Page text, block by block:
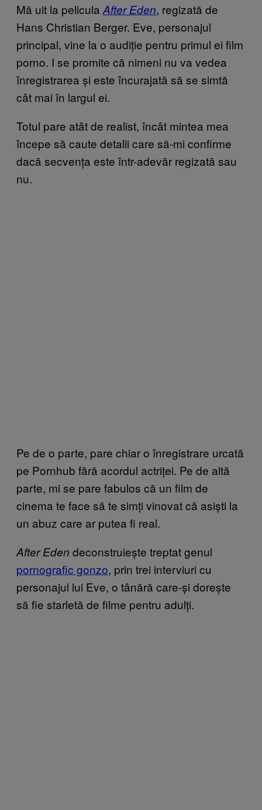
Mă uit la pelicula After Eden, regizată de
Hans Christian Berger. Eve, personajul
principal, vine la o audiție pentru primul ei film
porno. I se promite că nimeni nu va vedea
înregistrarea și este încurajată să se simtă
cât mai în largul ei.
Totul pare atât de realist, încât mintea mea
începe să caute detalii care să-mi confirme
dacă secvența este într-adevăr regizată sau
nu.
Pe de o parte, pare chiar o înregistrare urcată
pe Pornhub fără acordul actriței. Pe de altă
parte, mi se pare fabulos că un film de
cinema te face să te simți vinovat că asiști la
un abuz care ar putea fi real.
After Eden deconstruiește treptat genul
pornografic gonzo, prin trei interviuri cu
personajul lui Eve, o tânără care-și dorește
să fie starletă de filme pentru adulți.